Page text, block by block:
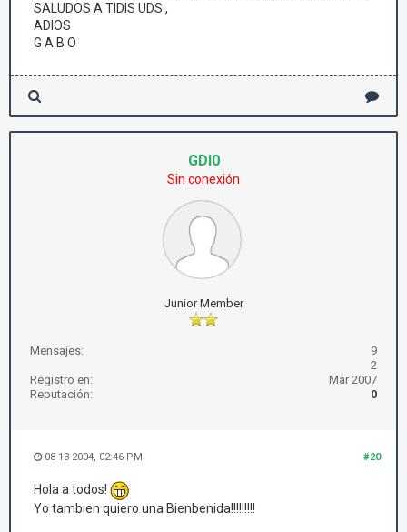
SALUDOS A TIDIS UDS ,
ADIOS
G A B O
GDI0
Sin conexión
Junior Member
Mensajes:
9
2
Registro en:
Mar 2007
Reputación:
0
#20
08-13-2004, 02:46 PM
Hola a todos!
Yo tambien quiero una Bienbenida!!!!!!!!!